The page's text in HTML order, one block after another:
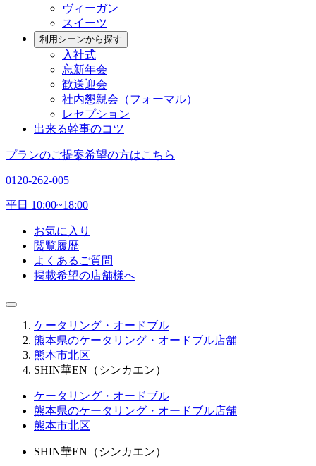
ヴィーガン
スイーツ
利用シーンから探す
入社式
忘新年会
歓送迎会
社内懇親会（フォーマル）
レセプション
出来る幹事のコツ
プランのご提案希望の方はこちら
0120-262-005
平日 10:00~18:00
お気に入り
閲覧履歴
よくあるご質問
掲載希望の店舗様へ
ケータリング・オードブル
熊本県のケータリング・オードブル店舗
熊本市北区
SHIN華EN（シンカエン）
ケータリング・オードブル
熊本県のケータリング・オードブル店舗
熊本市北区
SHIN華EN（シンカエン）